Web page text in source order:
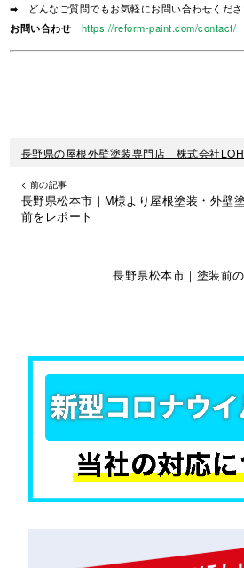
➡ どんなご質問でもお気軽にお問い合わせくださ
お問い合わせ
https://reform-paint.com/contact/
長野県の屋根外壁塗装専門店 株式会社
< 前の記事
長野県松本市｜M様より屋根塗装・外壁
前をレポート
長野県松本市｜塗装前